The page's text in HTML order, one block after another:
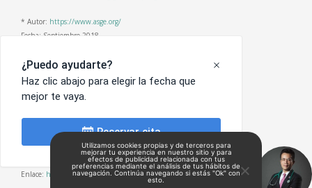
* Autor: https://www.asge.org/
Fecha: Septiembre 2018.
information/understanding-ulcerative-colitis
* Autor:
https://www.nhs.uk/
Fecha: Mayo 2019.
Enlace:https://www.nhs.uk/conditions/gastritis/
* Autor:https://www.nhs.uk/
Fecha: Diciembre 2019.
Enlace: https://www.nhs.uk/conditions/endoscopy/
Dr Germán Castelazo Ramírez © Copyright2026 | Hecho con
mucho
por Marketing Salud
*Aviso de Privacidad
Utilizamos cookies propias y de terceros para
mejorar tu experiencia en nuestro sitio y para
efectos de publicidad relacionada con tus
preferencias mediante el análisis de tus hábitos de
navegación. Continúa navegando si estás "Ok" con
esto.